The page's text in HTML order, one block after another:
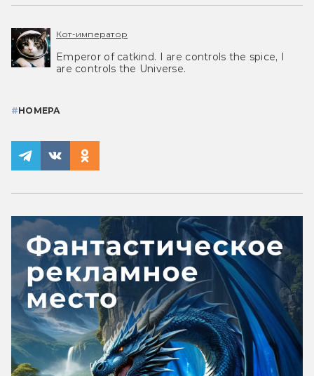
Кот-император
Emperor of catkind. I are controls the spice, I
are controls the Universe.
#НОМЕРА